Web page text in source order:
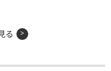
る